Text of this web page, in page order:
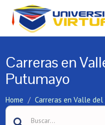
Carreras en
Putumayo
Home Carreras en Valle del